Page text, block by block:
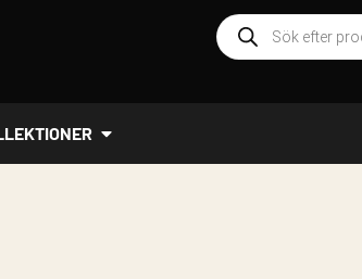
Produktsökning
ÖPPNA DOFTKOLLEKTIONER